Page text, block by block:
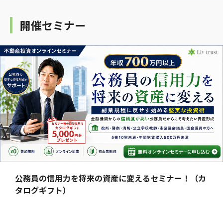
開催セミナー
公務員の信用力を将来の資産に変えるセミナー！（カ
タログギフト）